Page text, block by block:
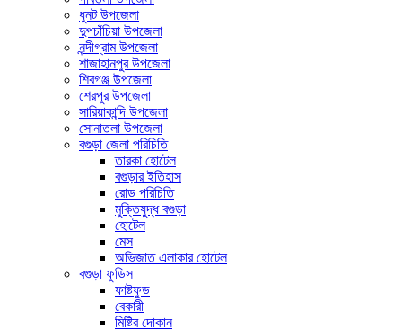
ধুনট উপজেলা
দুপচাঁচিয়া উপজেলা
নন্দীগ্রাম উপজেলা
শাজাহানপুর উপজেলা
শিবগঞ্জ উপজেলা
শেরপুর উপজেলা
সারিয়াকান্দি উপজেলা
সোনাতলা উপজেলা
বগুড়া জেলা পরিচিতি
তারকা হোটেল
বগুড়ার ইতিহাস
রোড পরিচিতি
মুক্তিযুদ্ধ বগুড়া
হোটেল
মেস
অভিজাত এলাকার হোটেল
বগুড়া ফুডিস
ফাষ্টফুড
বেকারী
মিষ্টির দোকান